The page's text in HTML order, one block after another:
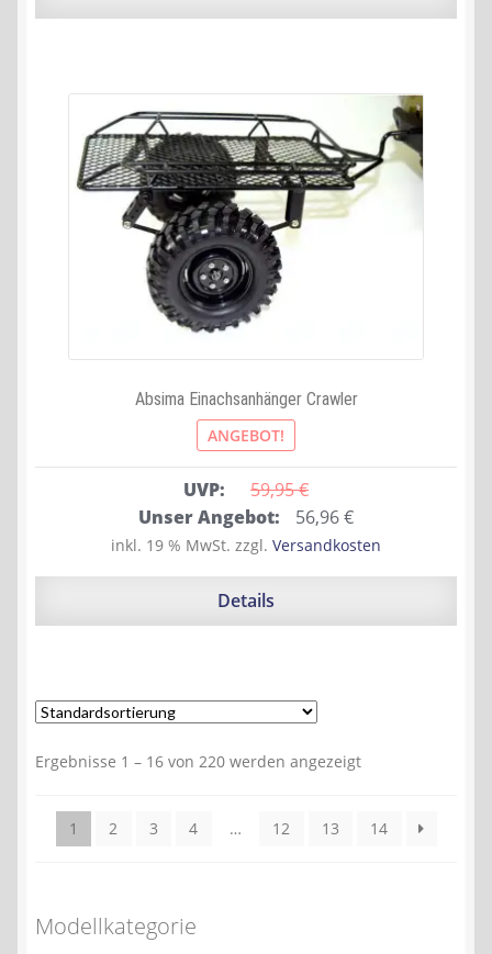
Absima Einachsanhänger Crawler
ANGEBOT!
UVP: 59,95 €
Ursprünglicher
Preis
war:
Unser Angebot: 56,96€Aktueller
Preis
ist:
inkl. 19 % MwSt. zzgl. Versandkosten
Details
Ergebnisse 1 – 16 von 220 werden angezeigt
1 2 3 4 … 12 13 14
Modellkategorie